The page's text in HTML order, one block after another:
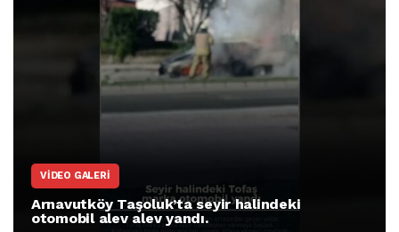
VIDEO GALERI
Arnavutköy Taşoluk’ta seyir halindeki
otomobil alev alev yandı.